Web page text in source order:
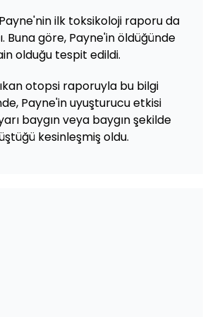
ilk toksikoloji raporu da
Buna göre, Payne'in öldüğünde
olduğu tespit edildi.
otopsi raporuyla bu bilgi
Payne'in uyuşturucu etkisi
baygın veya baygın şekilde
kesinleşmiş oldu.